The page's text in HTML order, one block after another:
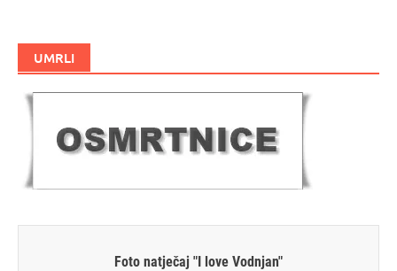
UMRLI
Foto natječaj "I love Vodnjan"